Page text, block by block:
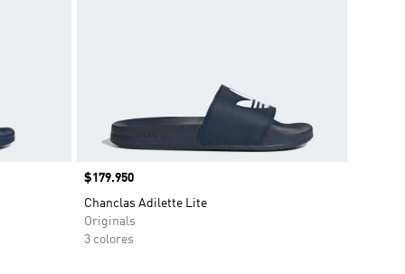
Precio
$179.950
Chanclas Adilette Lite
Originals
3 colores